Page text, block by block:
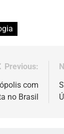
Previous:
com
no Brasil